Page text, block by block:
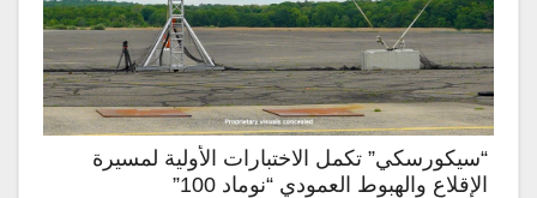
“سيكورسكي” تكمل الاختبارات الأولية لمسيرة
الإقلاع والهبوط العمودي “نوماد 100”